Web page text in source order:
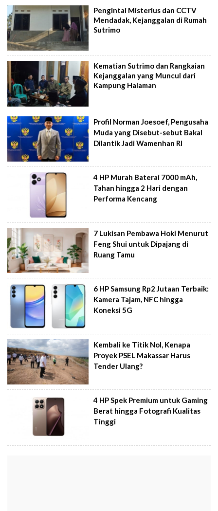
Pengintai Misterius dan CCTV
Mendadak, Kejanggalan di Rumah
Sutrimo
Kematian Sutrimo dan Rangkaian
Kejanggalan yang Muncul dari
Kampung Halaman
Profil Norman Joesoef, Pengusaha
Muda yang Disebut-sebut Bakal
Dilantik Jadi Wamenhan RI
4 HP Murah Baterai 7000 mAh,
Tahan hingga 2 Hari dengan
Performa Kencang
7 Lukisan Pembawa Hoki Menurut
Feng Shui untuk Dipajang di
Ruang Tamu
6 HP Samsung Rp2 Jutaan Terbaik:
Kamera Tajam, NFC hingga
Koneksi 5G
Kembali ke Titik Nol, Kenapa
Proyek PSEL Makassar Harus
Tender Ulang?
4 HP Spek Premium untuk Gaming
Berat hingga Fotografi Kualitas
Tinggi